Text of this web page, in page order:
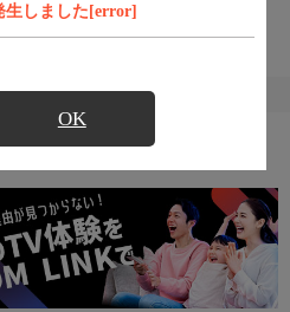
生しました[error]
OK
組